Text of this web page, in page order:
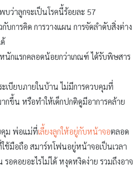
ว่าลูกจะเป็นโรคนี้ร้อยละ 57
การคิด การวางแผน การจัดลำดับสิ่งต่าง
นักแรกคลอดน้อยกว่าเกณฑ์ ได้รับพิษสาร
ะเบียบภายในบ้าน ไม่มีการควบคุมที่
กขึ้น หรือทำให้เด็กปกติดูมีอาการคล้าย
คุม พ่อแม่ที่เลี้ยงลูกให้อยู่กับหน้าจอตลอด
ช้มือถือ สมาร์ทโฟนอยู่หน้าจอเป็นเวลา
คอยอะไรไม่ได้ หงุดหงิดง่าย รวมถึงอาจ